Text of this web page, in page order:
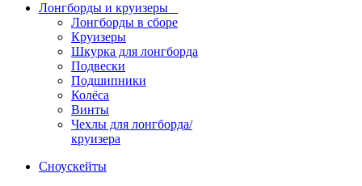
Лонгборды и круизеры
Лонгборды в сборе
Круизеры
Шкурка для лонгборда
Подвески
Подшипники
Колёса
Винты
Чехлы для лонгборда/
круизера
Сноускейты